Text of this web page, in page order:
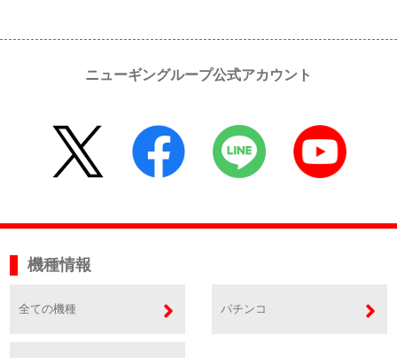
ニューギングループ公式アカウント
機種情報
全ての機種 パチンコ